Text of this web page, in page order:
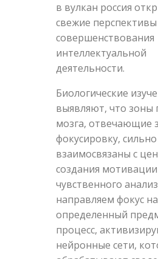
в вулкан россия
свежие перспективы
совершенствования
интеллектуальной
деятельности.
Биологические
выявляют, что зоны
мозга, отвечающие
фокусировку, сильно
взаимосвязаны с
создания
чувственного
направляем фокус на
определенный
процесс,
нейронные сети,